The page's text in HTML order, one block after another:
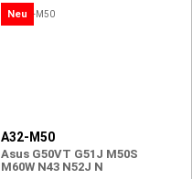
Neu
A32-M50
Asus G50VT G51J M50S
M60W N43 N52J N